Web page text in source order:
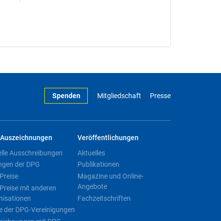
Spenden Mitgliedschaft Presse
Ausschreibungen
der DPG
mit anderen
der DPG-Vereinigungen
Veröffentlichungen
Aktuelles
Publikationen
Magazine und Online-
Angebote
Fachzeitschriften